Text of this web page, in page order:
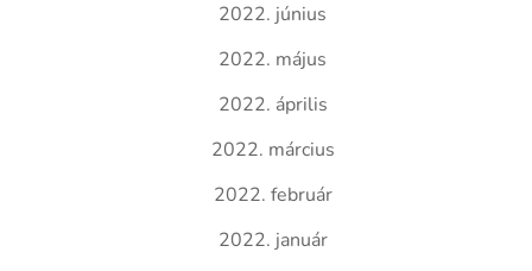
2022. június
2022. május
2022. április
2022. március
2022. február
2022. január